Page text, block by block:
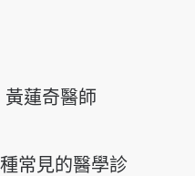
蓮奇醫師
常見的醫學診